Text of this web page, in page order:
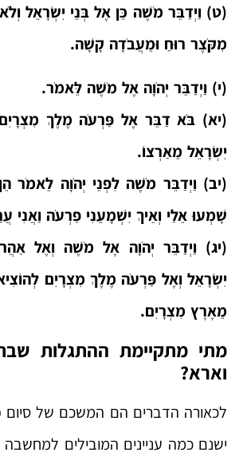
(ט) וַיְדַבֵּר מֹשֶׁה כֵּן אֶל בְּנֵי יִשְׂרָאֵל
מִקֹּצֶר רוּחַ וּמֵעֲבֹדָה קָשָׁה.
(י) וַיְדַבֵּר יְהֹוָה אֶל מֹשֶׁה לֵּאמֹר.
(יא) בֹּא דַבֵּר אֶל פַּרְעֹה מֶלֶךְ
יִשְׂרָאֵל מֵאַרְצוֹ.
(יב) וַיְדַבֵּר מֹשֶׁה לִפְנֵי יְהֹוָה לֵאמֹר
שָׁמְעוּ אֵלַי וְאֵיךְ יִשְׁמָעֵנִי פַרְעֹה וַאֲנִי
(יג) וַיְדַבֵּר יְהֹוָה אֶל מֹשֶׁה וְאֶל
יִשְׂרָאֵל וְאֶל פַּרְעֹה מֶלֶךְ מִצְרָיִם
מֵאֶרֶץ מִצְרָיִם.
מתי מתקיימת ההתגלות
וארא?
לכאורה הדברים הם המשכם של
ישנם כמה עניינים המובילים למחשבה